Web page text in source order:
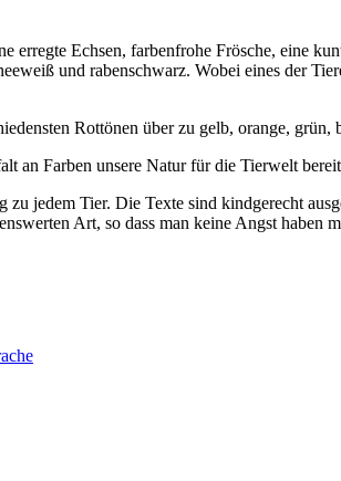
Echsen, farbenfrohe Frösche, eine
und rabenschwarz. Wobei eines der
Rottönen über zu gelb, orange, grün,
an Farben unsere Natur für die Tierwelt
jedem Tier. Die Texte sind kindgerecht
Art, so dass man keine Angst haben